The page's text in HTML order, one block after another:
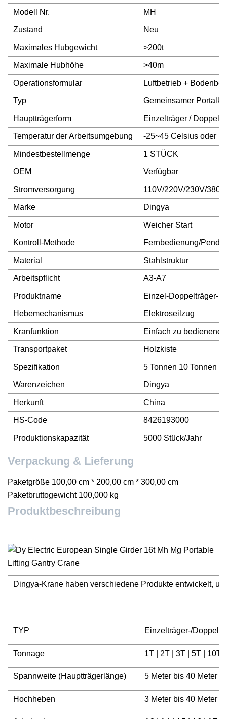
Modell Nr. MH
Zustand Neu
Maximales Hubgewicht >200t
Maximale Hubhöhe >40m
Operationsformular Luftbetrieb +
Typ Gemeinsamer
Hauptträgerform Einzelträger /
Temperatur der Arbeitsumgebung -25~45 Celsius oder
Mindestbestellmenge 1 STÜCK
OEM Verfügbar
Stromversorgung 110V/220V/230V/
Marke Dingya
Motor Weicher Start
Kontroll-Methode Fernbedienung/
Material Stahlstruktur
Arbeitspflicht A3-A7
Produktname Einzel-Doppelträger-
Hebemechanismus Elektroseilzug
Kranfunktion Einfach zu
Transportpaket Holzkiste
Spezifikation 5 Tonnen 10 Tonnen
Warenzeichen Dingya
Herkunft China
HS-Code 8426193000
Produktionskapazität 5000 Stück/Jahr
Verpackung & Lieferung
Paketgröße 100,00 cm * 200,00 cm * 300,00 cm
Paketbruttogewicht 100,000 kg
Produktbeschreibung
Dingya-Krane haben verschiedene Produkte entwickelt,
TYP Einzelträger-/
Tonnage 1T | 2T | 3T | 5T | 10T
Spannweite (Hauptträgerlänge) 5 Meter bis 40 Meter
Hochheben 3 Meter bis 40 Meter